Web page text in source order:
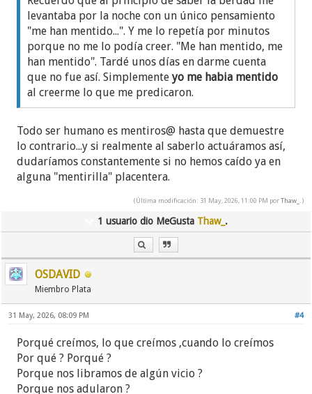
Y nada es nada.
Y de acuerdo que habrá temas muy dolorosos y
difíciles de soportar sin sentir una pizca de ira y
rabia.
Pero el mundo 'mancha'...y 'mancha' mucho...ya sea
por 'tocarlo', por acercarnos demasiado o también
conciencia no quede emborronada.
Nuestra conciencia nunca estará limpia. Y hay que
aceptarlo como parte de nuestras experiencias,
porque eso nos hace más sabios.
Por supuesto que nuestro deber moral es
denunciar la mentira, la injusticia y el engaño.
Pero también hay un límite en este nuestro deber
moral. No deberíamos 'invadir' esa otra moral en la
que se siente a gusto la persona que quiere
distinto. 'Colonizar' al otro para que piense, crea o
sienta como lo hacemos nosotros es ponernos en la
piel del mismo personaje que representa la secta.
levantaba por la noche con un único pensamiento
"me han mentido...". Y me lo repetía por minutos
porque no me lo podía creer. "Me han mentido, me
han mentido". Tardé unos días en darme cuenta
que no fue así. Simplementeyo me habia mentido
al creerme lo que me predicaron.
Todo ser humano es mentiros@ hasta que demuestre
lo contrario...y si realmente al saberlo actuáramos así,
dudaríamos constantemente si no hemos caído ya en
alguna "mentirilla" placentera.
(Última modificación: 31 May, 2026, 11:00 PM porThaw_ .)
1 usuario dio MeGusta Thaw_ .
OSDAVID
Miembro Plata
#4
31 May, 2026, 08:09 PM
Porqué creímos, lo que creímos ,cuando lo creímos
Por qué ? Porqué ?
Porque nos libramos de algún vicio ?
Porque nos adularon ?